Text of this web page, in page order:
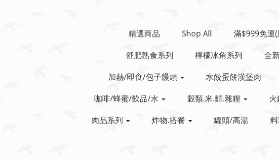
精選商品 Shop All
滿$999免運
舒肥熟食系列
檸檬冰角系列
全
加熱/即食/包子饅頭
水餃蛋餅漢堡肉
咖啡/蜂蜜/飲品/水
穀類.米.麵.雜糧
肉品系列
炸物.搭餐 罐頭/高湯